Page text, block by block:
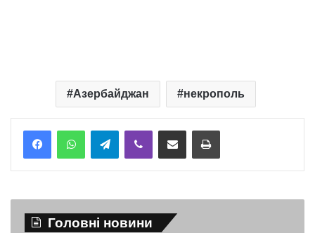
Азербайджан некрополь
TelegramViber Надіслати електронною поштоюНадрукувати
Головні новини